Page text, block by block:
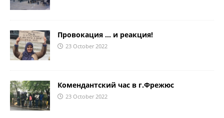
Провокация … и реакция!
23 October 2022
Комендантский час в г.Фрежюс
23 October 2022